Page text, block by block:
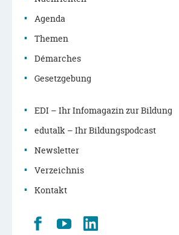
Agenda
Themen
Démarches
Gesetzgebung
EDI – Ihr Infomagazin zur Bildung
edutalk – Ihr Bildungspodcast
Newsletter
Verzeichnis
Kontakt
Retrouvez
nous
Youtube